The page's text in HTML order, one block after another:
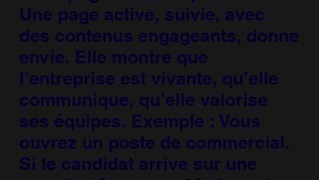
Une page active, suivie, avec
des contenus engageants, donne
envie. Elle montre que
l’entreprise est vivante, qu’elle
communique, qu’elle valorise
ses équipes. Exemple : Vous
ouvrez un poste de commercial.
Si le candidat arrive sur une